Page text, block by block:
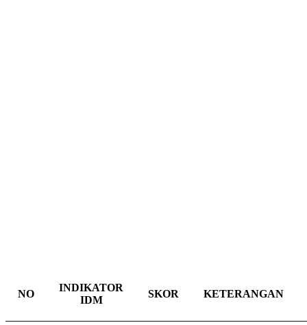
NO
INDIKATOR
IDM
SKOR KETERANGAN